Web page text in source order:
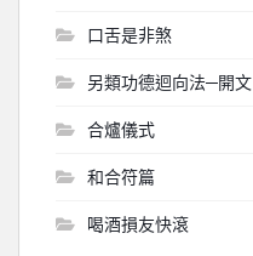
口舌是非煞
另類功德迴向法─開文
合爐儀式
和合符篇
喝酒損友快滾